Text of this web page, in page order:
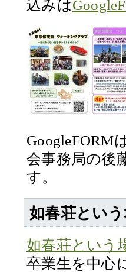
込みは
GoogleFORM
会事務局の後
す。
如春荘とい
如春荘という
卒業生を中心